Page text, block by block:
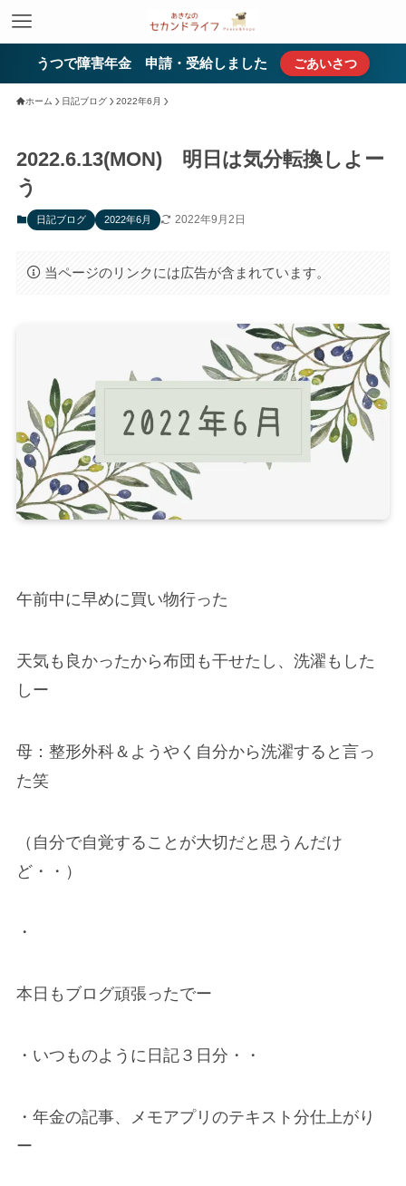
うつで障害年金 申請・受給しました ごあいさつ
ホーム 日記ブログ 2022年6月
2022.6.13(MON) 明日は気分転換しよー
う
日記ブログ 2022年6月 2022年9月2日
当ページのリンクには広告が含まれています。
午前中に早めに買い物行った
天気も良かったから布団も干せたし、洗濯もした
しー
母：整形外科＆ようやく自分から洗濯すると言っ
た笑
（自分で自覚することが大切だと思うんだけ
ど・・）
・
本日もブログ頑張ったでー
・いつものように日記３日分・・
・年金の記事、メモアプリのテキスト分仕上がり
ー